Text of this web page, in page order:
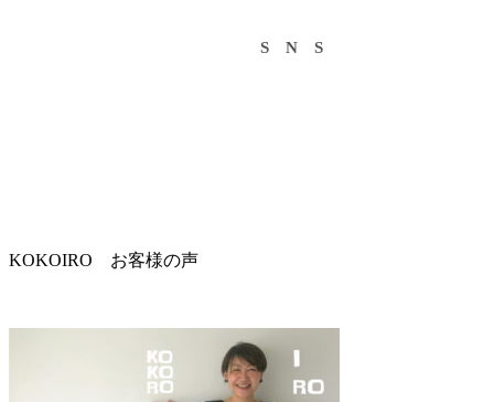
S N S
KOKOIRO お客様の声